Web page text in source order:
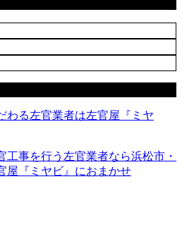
工事を行う左官業者なら浜松市・
屋『ミヤビ』におまかせ